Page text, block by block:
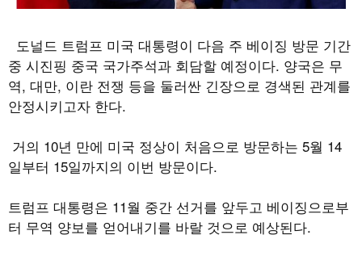
도널드 트럼프 미국 대통령이 다음 주 베이징 방문 기간
중 시진핑 중국 국가주석과 회담할 예정이다. 양국은 무
역, 대만, 이란 전쟁 등을 둘러싼 긴장으로 경색된 관계를
안정시키고자 한다.
거의 10년 만에 미국 정상이 처음으로 방문하는 5월 14
일부터 15일까지의 이번 방문이다.
트럼프 대통령은 11월 중간 선거를 앞두고 베이징으로부
터 무역 양보를 얻어내기를 바랄 것으로 예상된다.